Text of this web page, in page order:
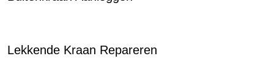
Lekkende Kraan Repareren